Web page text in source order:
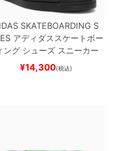
SKATEBOARDING S
アディダススケートボー
ング シューズ スニーカー
パースターSUPERSTAR A
BLACK/WHITE/WHITE
¥14,300(税込)